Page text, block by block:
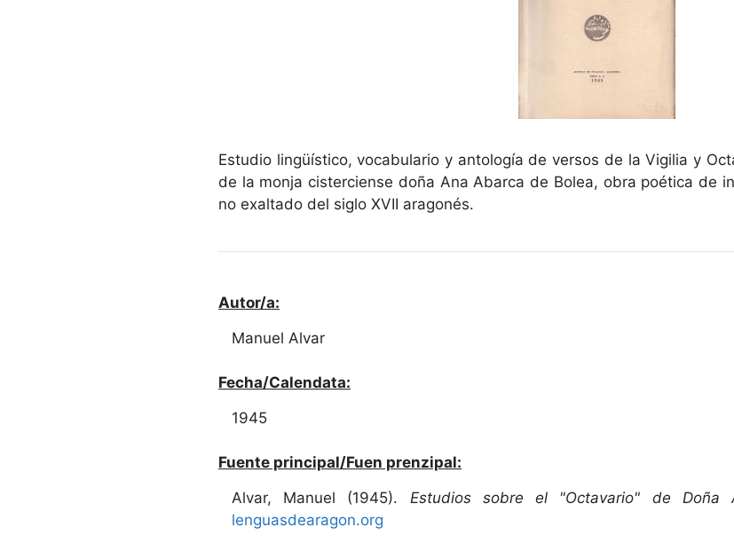
Estudio lingüístico, vocabulario y antología de versos de la Vigilia y
de la monja cisterciense doña Ana Abarca de Bolea, obra poética de
no exaltado del siglo XVII aragonés.
Autor/a:
Manuel Alvar
Fecha/Calendata:
1945
Fuente principal/Fuen prenzipal:
Alvar, Manuel (1945). Estudios sobre el "Octavario" de Doña
lenguasdearagon.org